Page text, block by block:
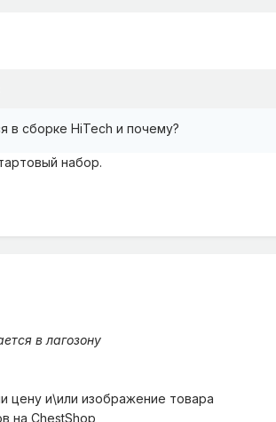
в сборке HiTech и почему?
набор.
в лагозону
цену и\или изображение товара
на ChestShop